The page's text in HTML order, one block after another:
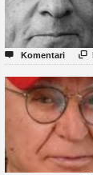
 Komentari 